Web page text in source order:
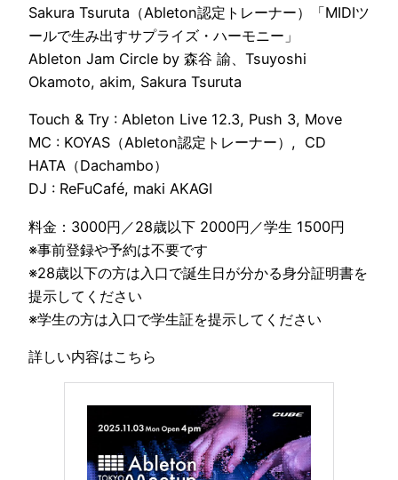
Sakura Tsuruta（Ableton認定トレーナー）「MIDIツ
ールで生み出すサプライズ・ハーモニー」
Ableton Jam Circle by 森谷 諭、Tsuyoshi
Okamoto, akim, Sakura Tsuruta
Touch & Try : Ableton Live 12.3, Push 3, Move
MC : KOYAS（Ableton認定トレーナー）, CD
HATA（Dachambo）
DJ : ReFuCafé, maki AKAGI
料金：3000円／28歳以下 2000円／学生 1500円
※事前登録や予約は不要です
※28歳以下の方は入口で誕生日が分かる身分証明書を
提示してください
※学生の方は入口で学生証を提示してください
詳しい内容はこちら